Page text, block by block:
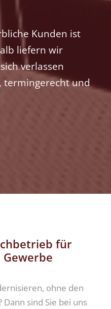
Kunden ist
liefern wir
verlassen
termingerecht und
für
ohne den
sind Sie bei uns